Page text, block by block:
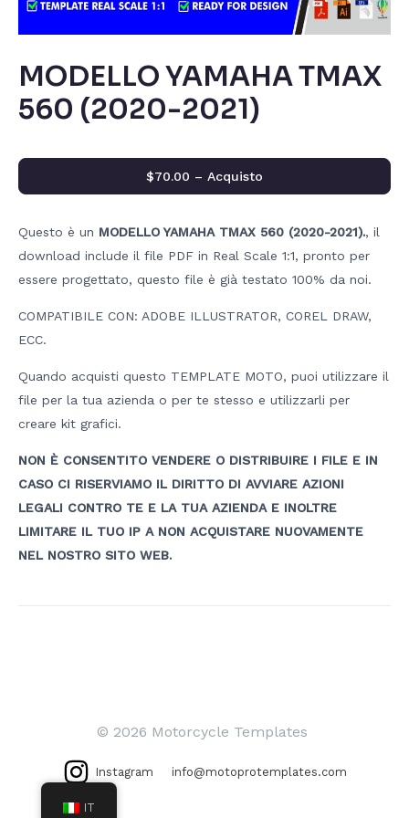
MODELLO YAMAHA TMAX
560 (2020-2021)
Questo è un MODELLO YAMAHA TMAX 560 (2020-2021)., il
download include il file PDF in Real Scale 1:1, pronto per
essere progettato, questo file è già testato 100% da noi.
COMPATIBILE CON: ADOBE ILLUSTRATOR, COREL DRAW,
ECC.
Quando acquisti questo TEMPLATE MOTO, puoi utilizzare il
file per la tua azienda o per te stesso e utilizzarli per
creare kit grafici.
NON È CONSENTITO VENDERE O DISTRIBUIRE I FILE E IN
CASO CI RISERVIAMO IL DIRITTO DI AVVIARE AZIONI
LEGALI CONTRO TE E LA TUA AZIENDA E INOLTRE
LIMITARE IL TUO IP A NON ACQUISTARE NUOVAMENTE
NEL NOSTRO SITO WEB.
$70.00 – Acquisto
© 2026 Motorcycle Templates
Instagram info@motoprotemplates.com
IT